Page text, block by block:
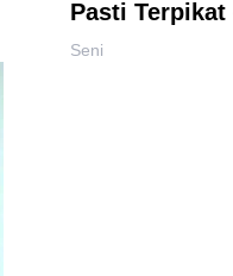
Pasti
Seni